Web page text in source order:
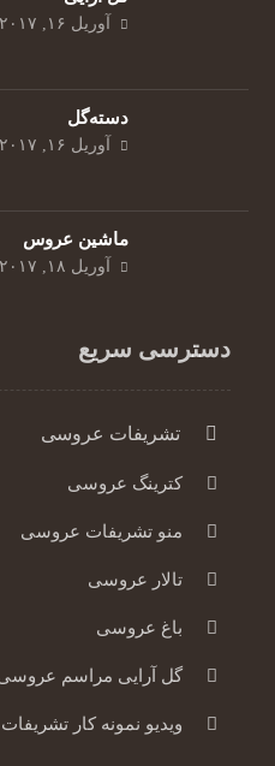
آوریل ۱۶, ۲۰۱۷
دسته‌گل
آوریل ۱۶, ۲۰۱۷
ماشین عروس
آوریل ۱۸, ۲۰۱۷
دسترسی سریع
تشریفات عروسی
کترینگ عروسی
منو تشریفات عروسی
تالار عروسی
باغ عروسی
گل آرایی مراسم
ویدیو نمونه کار تشریفات